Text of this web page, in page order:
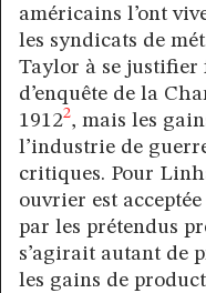
américains l’ont
les syndicats de
Taylor à se justifier
d’enquête de la
19122, mais les
l’industrie de
critiques. Pour
ouvrier est acceptée
par les prétendus
s’agirait autant de
les gains de